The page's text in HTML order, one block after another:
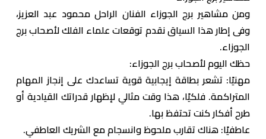
ومن مشاهير برج الجوزاء الفنان الراحل محمود عبد العزيز،
وفى إطار هذا السياق نقدم توقعات علماء الفلك ‏لأصحاب برج
الجوزاء. ‎
حظك اليوم لأصحاب برج الجوزاء:
مهنيًا: تشعر بطاقة إيجابية قوية تساعدك على إنجاز المهام
المتراكمة. فلكيًا، هذا وقت مثالي لإظهار قدراتك القيادية أو
طرح أفكار كنت تحتفظ بها.
عاطفيًا: هناك تقارب ملحوظ وانسجام مع الشريك العاطفي.